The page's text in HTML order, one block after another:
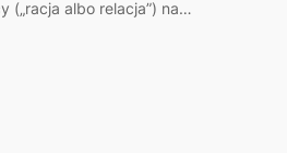
(„racja albo relacja”) na…